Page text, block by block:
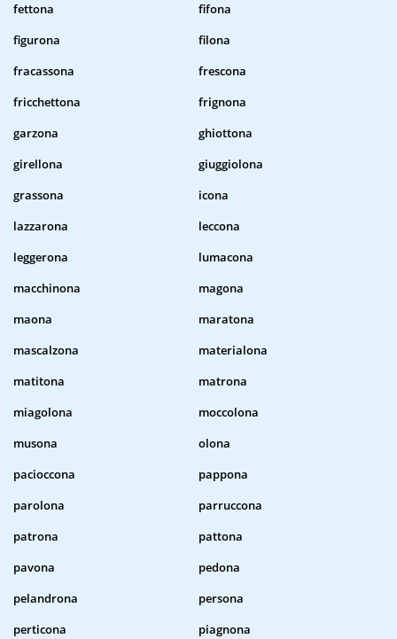
fettona
fifona
figurona
filona
fracassona
frescona
fricchettona
frignona
garzona
ghiottona
girellona
giuggiolona
grassona
icona
lazzarona
leccona
leggerona
lumacona
macchinona
magona
maona
maratona
mascalzona
materialona
matitona
matrona
miagolona
moccolona
musona
olona
pacioccona
pappona
parolona
parruccona
patrona
pattona
pavona
pedona
pelandrona
persona
perticona
piagnona